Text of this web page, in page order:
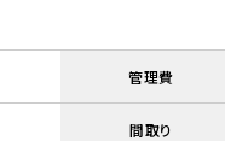
管理費
間取り